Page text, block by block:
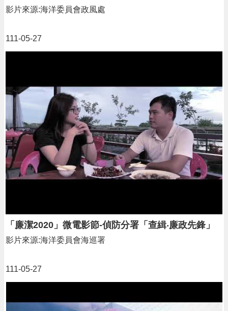
111-05-27
影片來源:海洋委員會政風處
「廉潔2020」微電影節-偵防分署「查緝‧廉政先鋒」
111-05-27
影片來源:海洋委員會海巡署